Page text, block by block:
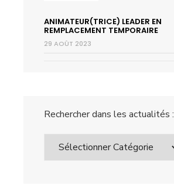
ANIMATEUR(TRICE) LEADER EN
REMPLACEMENT TEMPORAIRE
29 AOÛT 2023
Rechercher dans les actualités :